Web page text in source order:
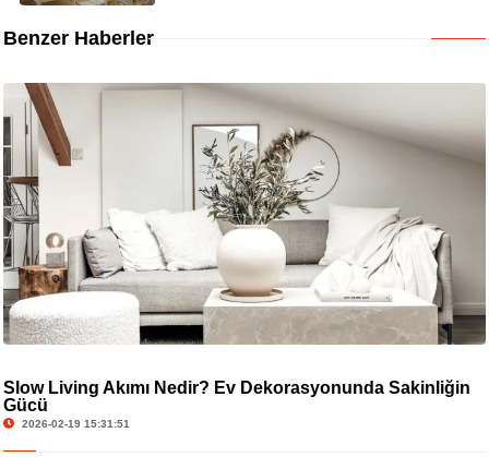
Benzer Haberler
Slow Living Akımı Nedir? Ev Dekorasyonunda Sakinliğin
Gücü
2026-02-19 15:31:51